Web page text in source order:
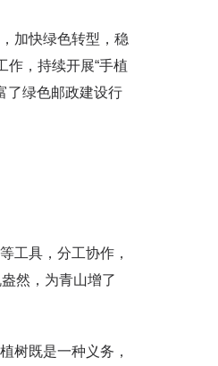
加快绿色转型，稳
作，持续开展“手植
了绿色邮政建设行
工具，分工协作，
然，为青山增了
树既是一种义务，